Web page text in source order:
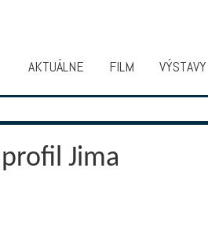
AKTUÁLNE FILM VÝSTAVY
Jima